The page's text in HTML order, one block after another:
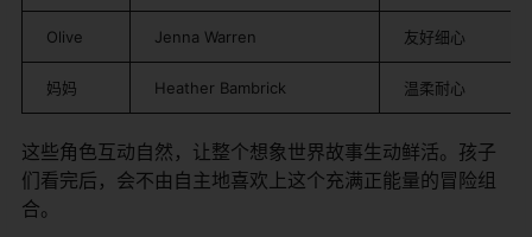
Olive Jenna Warren 友好细心
妈妈 Heather Bambrick 温柔耐心
这些角色互动自然，让整个想象世界故事生动鲜活。孩子
们看完后，会不由自主地喜欢上这个充满正能量的冒险组
合。